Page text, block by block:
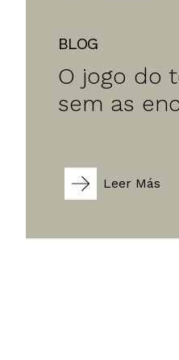
BLOG
O jogo do
sem as
Leer Más